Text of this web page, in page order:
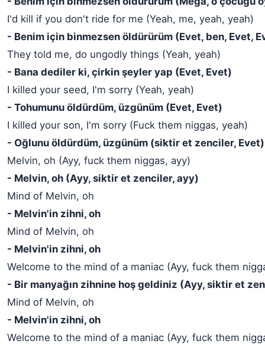
I'd kill if you don't ride for me (Yeah, me, yeah, yeah)
- Benim için binmezsen öldürürüm (Evet, ben, Evet,
They told me, do ungodly things (Yeah, yeah)
- Bana dediler ki, çirkin şeyler yap (Evet, Evet)
I killed your seed, I'm sorry (Yeah, yeah)
- Tohumunu öldürdüm, üzgünüm (Evet, Evet)
I killed your son, I'm sorry (Fuck them niggas, yeah)
- Oğlunu öldürdüm, üzgünüm (siktir et zenciler, Evet)
Melvin, oh (Ayy, fuck them niggas, ayy)
- Melvin, oh (Ayy, siktir et zenciler, ayy)
Mind of Melvin, oh
- Melvin'in zihni, oh
Mind of Melvin, oh
- Melvin'in zihni, oh
Welcome to the mind of a maniac (Ayy, fuck them
- Bir manyağın zihnine hoş geldiniz (Ayy, siktir et
Mind of Melvin, oh
- Melvin'in zihni, oh
Welcome to the mind of a maniac (Ayy, fuck them